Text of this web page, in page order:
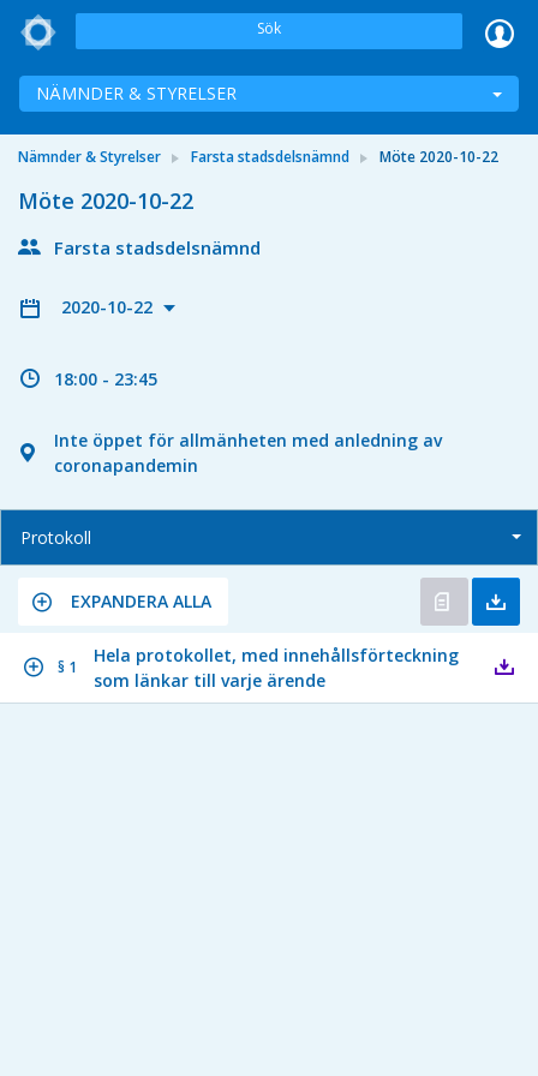
Sök
NÄMNDER & STYRELSER
Nämnder & Styrelser Farsta stadsdelsnämnd Möte 2020-10-22
Möte 2020-10-22
Farsta stadsdelsnämnd
2020-10-22
18:00 - 23:45
Inte öppet för allmänheten med anledning av
coronapandemin
Protokoll
EXPANDERA ALLA
§ 1
Hela protokollet, med innehållsförteckning
som länkar till varje ärende